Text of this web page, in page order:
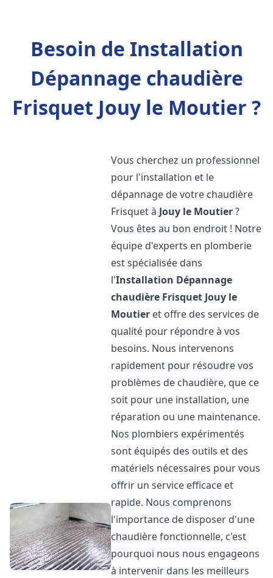
Besoin de Installation
Dépannage chaudière
Frisquet Jouy le Moutier ?
Vous cherchez un professionnel
pour l'installation et le
dépannage de votre chaudière
Frisquet à Jouy le Moutier?
Vous êtes au bon endroit ! Notre
équipe d'experts en plomberie
est spécialisée dans
l'Installation Dépannage
chaudière Frisquet Jouy le
Moutier et offre des services de
qualité pour répondre à vos
besoins. Nous intervenons
rapidement pour résoudre vos
problèmes de chaudière, que ce
soit pour une installation, une
réparation ou une maintenance.
Nos plombiers expérimentés
sont équipés des outils et des
matériels nécessaires pour vous
offrir un service efficace et
rapide. Nous comprenons
l'importance de disposer d'une
chaudière fonctionnelle, c'est
pourquoi nous nous engageons
à intervenir dans les meilleurs